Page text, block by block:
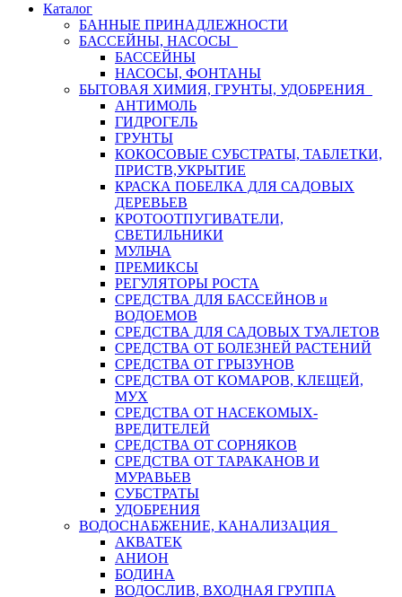
Каталог
БАННЫЕ ПРИНАДЛЕЖНОСТИ
БАССЕЙНЫ, НАСОСЫ
БАССЕЙНЫ
НАСОСЫ, ФОНТАНЫ
БЫТОВАЯ ХИМИЯ, ГРУНТЫ, УДОБРЕНИЯ
АНТИМОЛЬ
ГИДРОГЕЛЬ
ГРУНТЫ
КОКОСОВЫЕ СУБСТРАТЫ, ТАБЛЕТКИ,
ПРИСТВ,УКРЫТИЕ
КРАСКА ПОБЕЛКА ДЛЯ САДОВЫХ
ДЕРЕВЬЕВ
КРОТООТПУГИВАТЕЛИ,
СВЕТИЛЬНИКИ
МУЛЬЧА
ПРЕМИКСЫ
РЕГУЛЯТОРЫ РОСТА
СРЕДСТВА ДЛЯ БАССЕЙНОВ и
ВОДОЕМОВ
СРЕДСТВА ДЛЯ САДОВЫХ ТУАЛЕТОВ
СРЕДСТВА ОТ БОЛЕЗНЕЙ РАСТЕНИЙ
СРЕДСТВА ОТ ГРЫЗУНОВ
СРЕДСТВА ОТ КОМАРОВ, КЛЕЩЕЙ,
МУХ
СРЕДСТВА ОТ НАСЕКОМЫХ-
ВРЕДИТЕЛЕЙ
СРЕДСТВА ОТ СОРНЯКОВ
СРЕДСТВА ОТ ТАРАКАНОВ И
МУРАВЬЕВ
СУБСТРАТЫ
УДОБРЕНИЯ
ВОДОСНАБЖЕНИЕ, КАНАЛИЗАЦИЯ
АКВАТЕК
АНИОН
БОДИНА
ВОДОСЛИВ, ВХОДНАЯ ГРУППА